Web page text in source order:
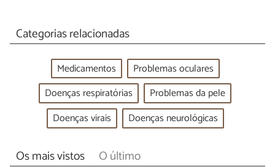
Categorias relacionadas
Medicamentos
Problemas oculares
Doenças respiratórias
Problemas da pele
Doenças virais
Doenças neurológicas
Os mais vistos O último